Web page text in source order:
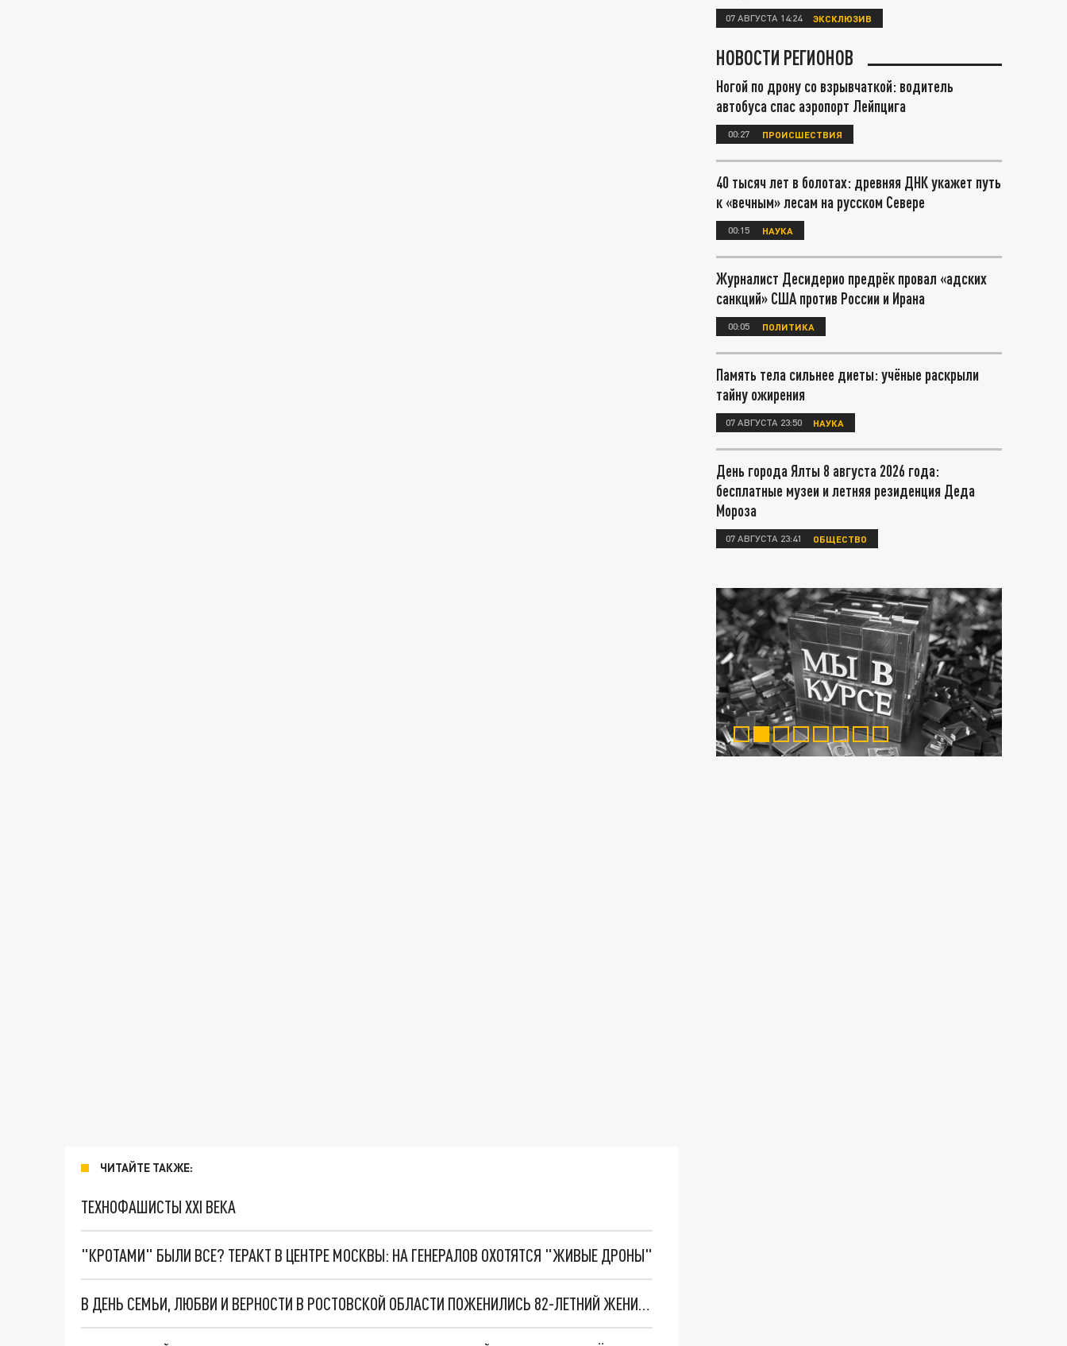
ЧИТАЙТЕ ТАКЖЕ:
ТЕХНОФАШИСТЫ XXI ВЕКА
"КРОТАМИ" БЫЛИ ВСЕ? ТЕРАКТ В ЦЕНТРЕ МОСКВЫ: НА ГЕНЕРАЛОВ ОХОТЯТСЯ "ЖИВЫЕ ДРОНЫ"
В ДЕНЬ СЕМЬИ, ЛЮБВИ И ВЕРНОСТИ В РОСТОВСКОЙ ОБЛАСТИ ПОЖЕНИЛИСЬ 82-ЛЕТНИЙ ЖЕНИХ И 79-ЛЕТНЯЯ НЕВЕСТА
07 АВГУСТА 14:24 ЭКСКЛЮЗИВ
НОВОСТИ РЕГИОНОВ
Ногой по дрону со взрывчаткой: водитель
автобуса спас аэропорт Лейпцига
00:27 ПРОИСШЕСТВИЯ
40 тысяч лет в болотах: древняя ДНК укажет путь
к «вечным» лесам на русском Севере
00:15 НАУКА
Журналист Десидерио предрёк провал «адских
санкций» США против России и Ирана
00:05 ПОЛИТИКА
Память тела сильнее диеты: учёные раскрыли
тайну ожирения
07 АВГУСТА 23:50 НАУКА
День города Ялты 8 августа 2026 года:
бесплатные музеи и летняя резиденция Деда
Мороза
07 АВГУСТА 23:41 ОБЩЕСТВО